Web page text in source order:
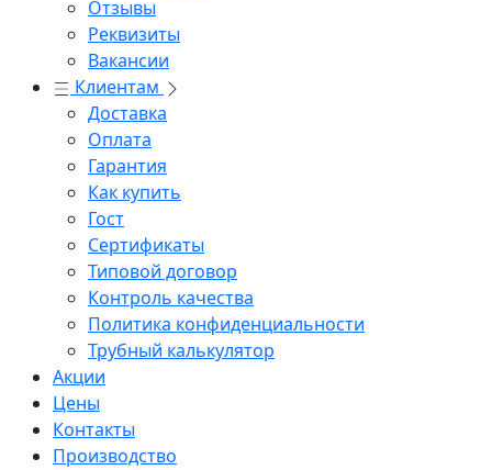
Отзывы
Реквизиты
Вакансии
Клиентам
Доставка
Оплата
Гарантия
Как купить
Гост
Сертификаты
Типовой договор
Контроль качества
Политика конфиденциальности
Трубный калькулятор
Акции
Цены
Контакты
Производство